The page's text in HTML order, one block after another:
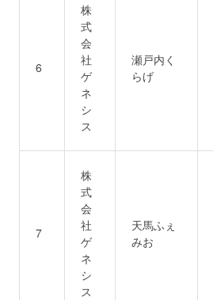
6
株
式
会
社
ゲ
ネ
シ
ス
瀬戸内く
らげ
7
株
式
会
社
ゲ
ネ
シ
ス
天馬ふぇ
みお